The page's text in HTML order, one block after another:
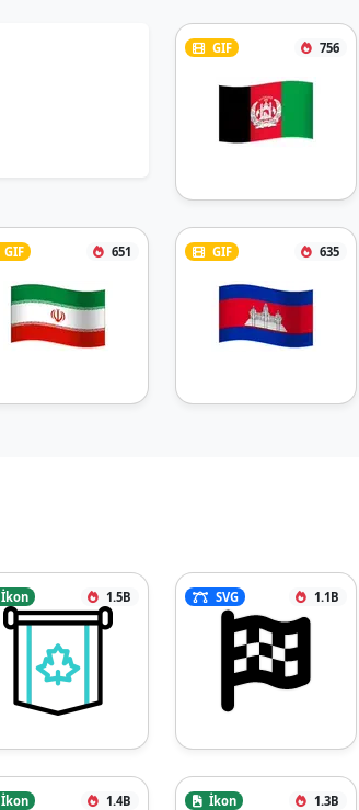
GIF 756
GIF 651 GIF 635
İkon 1.5B SVG 1.1B
İkon 1.4B İkon 1.3B